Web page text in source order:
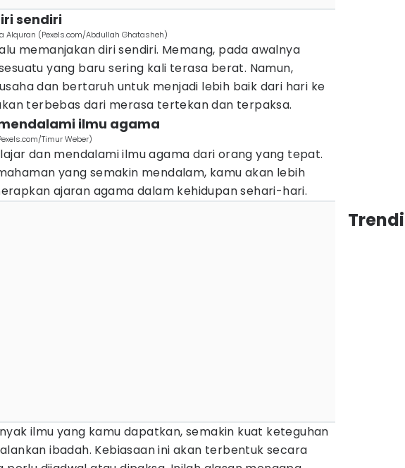
sendiri
Alquran (Pexels.com/Abdullah Ghatasheh)
memanjakan diri sendiri. Memang, pada awalnya
yang baru sering kali terasa berat. Namun,
dan bertaruh untuk menjadi lebih baik dari hari ke
terbebas dari merasa tertekan dan terpaksa.
ilmu agama
Timur Weber)
dan mendalami ilmu agama dari orang yang tepat.
yang semakin mendalam, kamu akan lebih
ajaran agama dalam kehidupan sehari-hari.
ilmu yang kamu dapatkan, semakin kuat keteguhan
ibadah. Kebiasaan ini akan terbentuk secara